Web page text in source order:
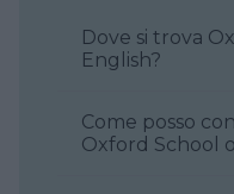
Dove si trova Oxford School of
English?
Come posso
Oxford School